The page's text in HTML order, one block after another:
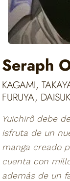
Seraph
KAGAMI,
FURUYA,
Yuichirô debe
isfruta de un
manga creado
cuenta con
además de un